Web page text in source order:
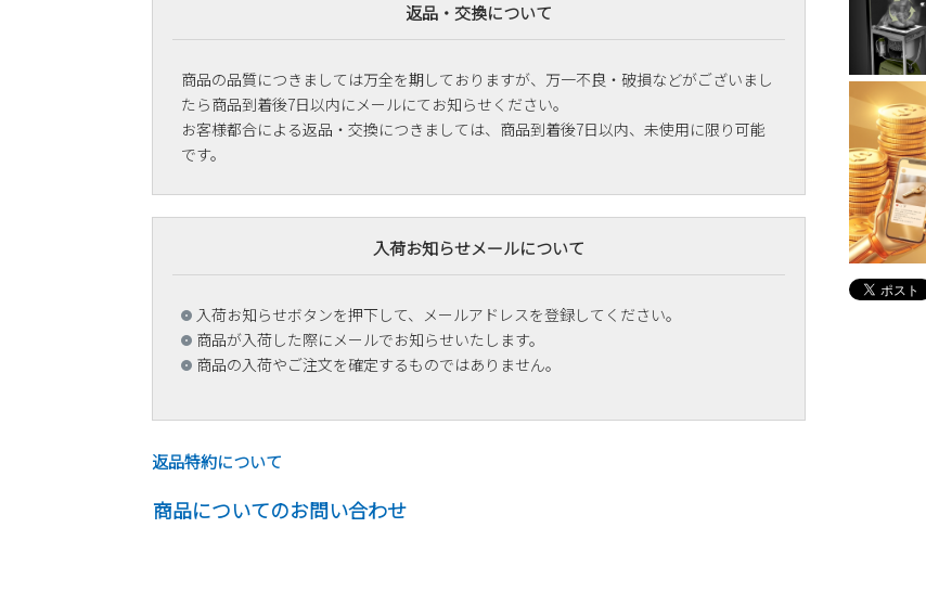
返品・交換について
商品の品質につきましては万全を期しておりますが、万一不良・破損などがございまし
たら商品到着後7日以内にメールにてお知らせください。
お客様都合による返品・交換につきましては、商品到着後7日以内、未使用に限り可能
です。
入荷お知らせメールについて
入荷お知らせボタンを押下して、メールアドレスを登録してください。
商品が入荷した際にメールでお知らせいたします。
商品の入荷やご注文を確定するものではありません。
返品特約について
商品についてのお問い合わせ